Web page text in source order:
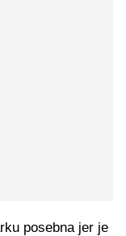
posebna jer je